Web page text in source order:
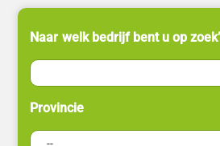
Naar welk bedrijf bent u op
Provincie